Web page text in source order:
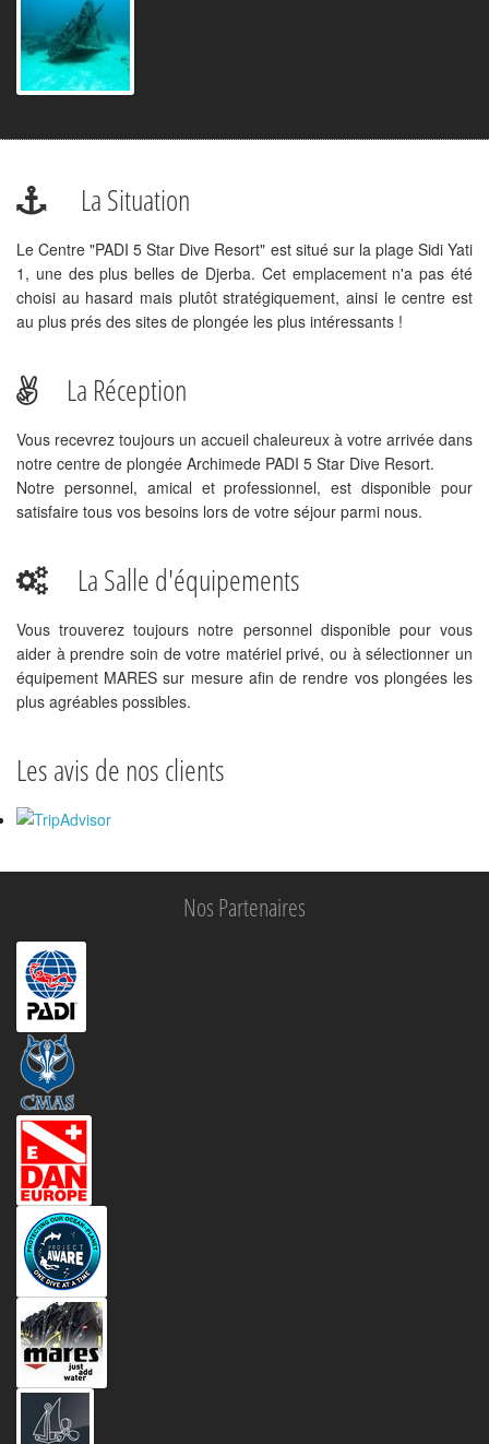
La Situation
Le Centre "PADI 5 Star Dive Resort" est situé sur la plage Sidi Yati
1, une des plus belles de Djerba. Cet emplacement n'a pas été
choisi au hasard mais plutôt stratégiquement, ainsi le centre est
au plus prés des sites de plongée les plus intéressants !
La Réception
Vous recevrez toujours un accueil chaleureux à votre arrivée dans
notre centre de plongée Archimede PADI 5 Star Dive Resort.
Notre personnel, amical et professionnel, est disponible pour
satisfaire tous vos besoins lors de votre séjour parmi nous.
La Salle d'équipements
Vous trouverez toujours notre personnel disponible pour vous
aider à prendre soin de votre matériel privé, ou à sélectionner un
équipement MARES sur mesure afin de rendre vos plongées les
plus agréables possibles.
Les avis de nos clients
Nos Partenaires